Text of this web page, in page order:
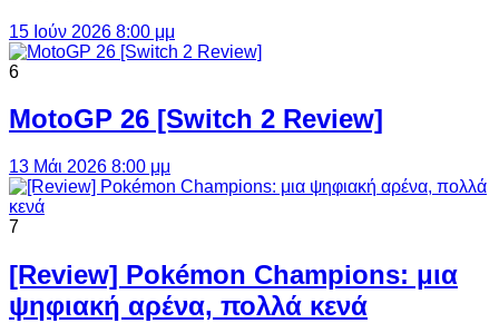
15 Ιούν 2026 8:00 μμ
6
MotoGP 26 [Switch 2 Review]
13 Μάι 2026 8:00 μμ
7
[Review] Pokémon Champions: μια
ψηφιακή αρένα, πολλά κενά